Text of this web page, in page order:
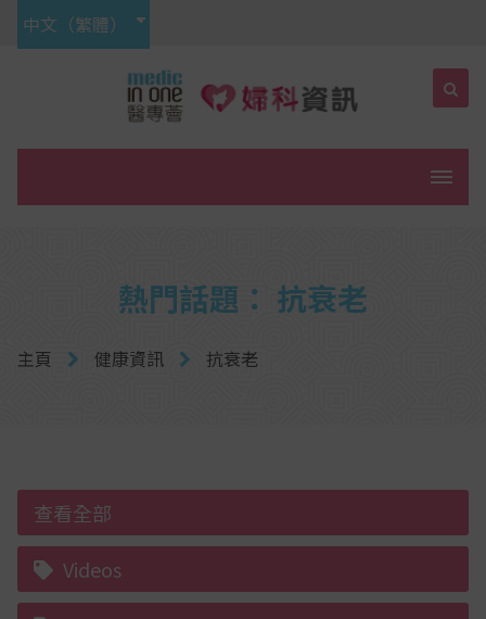
中文（繁體）
熱門話題： 抗衰老
主頁 健康資訊 抗衰老
查看全部
Videos